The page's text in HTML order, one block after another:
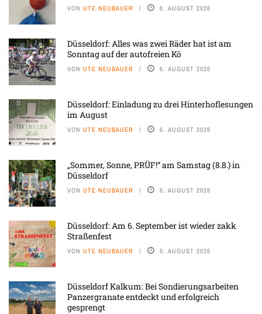
VON UTE NEUBAUER 6. AUGUST 2026
Düsseldorf: Alles was zwei Räder hat ist am
Sonntag auf der autofreien Kö
VON UTE NEUBAUER 6. AUGUST 2026
Düsseldorf: Einladung zu drei Hinterhoflesungen
im August
VON UTE NEUBAUER 6. AUGUST 2026
„Sommer, Sonne, PRÜF!“ am Samstag (8.8.) in
Düsseldorf
VON UTE NEUBAUER 6. AUGUST 2026
Düsseldorf: Am 6. September ist wieder zakk
Straßenfest
VON UTE NEUBAUER 5. AUGUST 2026
Düsseldorf Kalkum: Bei Sondierungsarbeiten
Panzergranate entdeckt und erfolgreich
gesprengt